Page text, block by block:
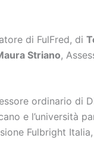
di FulFred, di
Striano,
ordinario di
e l’università
Fulbright